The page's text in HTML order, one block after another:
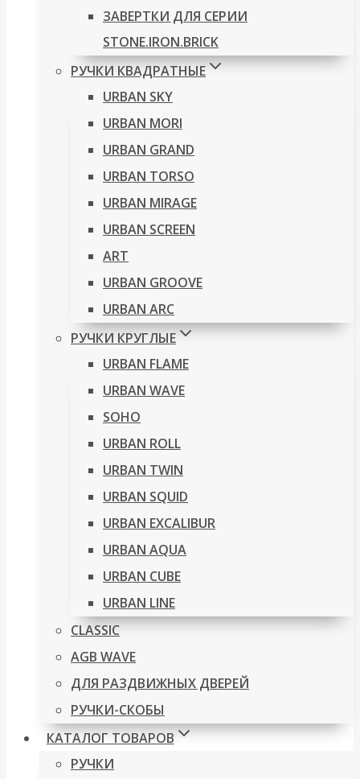
ЗАВЕРТКИ ДЛЯ СЕРИИ
STONE.IRON.BRICK
РУЧКИ КВАДРАТНЫЕ
URBAN SKY
URBAN MORI
URBAN GRAND
URBAN TORSO
URBAN MIRAGE
URBAN SCREEN
ART
URBAN GROOVE
URBAN ARC
РУЧКИ КРУГЛЫЕ
URBAN FLAME
URBAN WAVE
SOHO
URBAN ROLL
URBAN TWIN
URBAN SQUID
URBAN EXCALIBUR
URBAN AQUA
URBAN CUBE
URBAN LINE
CLASSIC
AGB WAVE
ДЛЯ РАЗДВИЖНЫХ ДВЕРЕЙ
РУЧКИ-СКОБЫ
КАТАЛОГ ТОВАРОВ
РУЧКИ